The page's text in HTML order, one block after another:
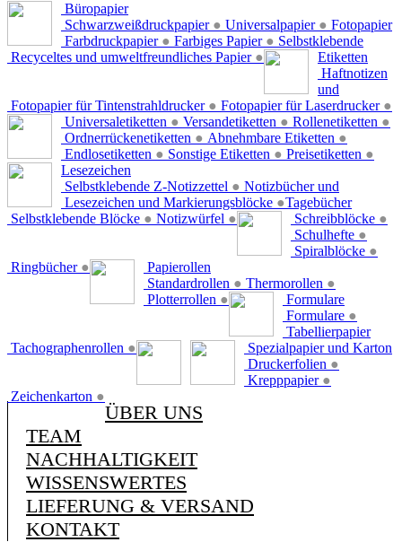
Büropapier
Schwarzweißdruckpapier ● Universalpapier ●
Farbdruckpapier ● Farbiges Papier ●
Recyceltes und umweltfreundliches Papier ●
Fotopapier
Fotopapier für Tintenstrahldrucker ● Fotopapier für Laserdrucker ●
Selbstklebende
Etiketten
Universaletiketten ● Versandetiketten ● Rollenetiketten ●
Ordnerrückenetiketten ● Abnehmbare Etiketten ●
Endlosetiketten ● Sonstige Etiketten ● Preisetiketten ●
Haftnotizen
und
Lesezeichen
Selbstklebende Z-Notizzettel ●
Lesezeichen und Markierungsblöcke ●
Selbstklebende Blöcke ● Notizwürfel ●
Notizbücher und
Tagebücher
Schreibblöcke ●
Schulhefte ●
Spiralblöcke ●
Ringbücher ●
Papierollen
Standardrollen ● Thermorollen ●
Plotterrollen ●
Formulare
Formulare ●
Tachographenrollen ●
Tabellierpapier
Spezialpapier und Karton
Druckerfolien ●
Krepppapier ●
Zeichenkarton ●
ÜBER UNS
TEAM
NACHHALTIGKEIT
WISSENSWERTES
LIEFERUNG & VERSAND
KONTAKT